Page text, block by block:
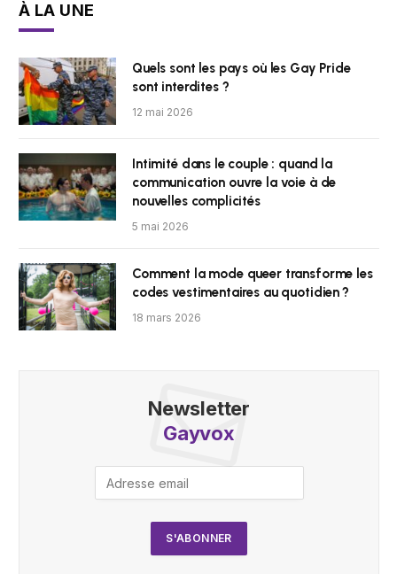
À LA UNE
Quels sont les pays où les Gay Pride
sont interdites ?
12 mai 2026
Intimité dans le couple : quand la
communication ouvre la voie à de
nouvelles complicités
5 mai 2026
Comment la mode queer transforme les
codes vestimentaires au quotidien ?
18 mars 2026
Newsletter
Gayvox